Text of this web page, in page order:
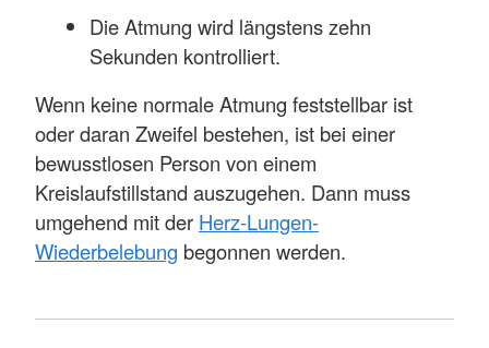
Die Atmung wird längstens zehn
Sekunden kontrolliert.
Wenn keine normale Atmung feststellbar ist
oder daran Zweifel bestehen, ist bei einer
bewusstlosen Person von einem
Kreislaufstillstand auszugehen. Dann muss
umgehend mit der Herz-Lungen-
Wiederbelebung begonnen werden.